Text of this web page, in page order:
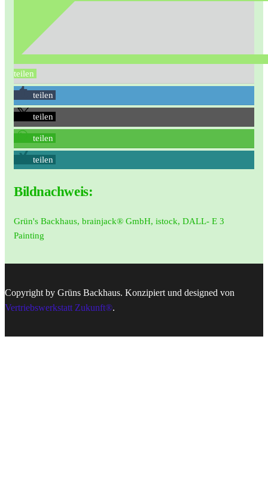
teilen
teilen
teilen
teilen
teilen
Bildnachweis:
Grün's Backhaus, brainjack® GmbH, istock, DALL- E 3
Painting
Copyright by Grüns Backhaus. Konzipiert und designed von
Vertriebswerkstatt Zukunft®.